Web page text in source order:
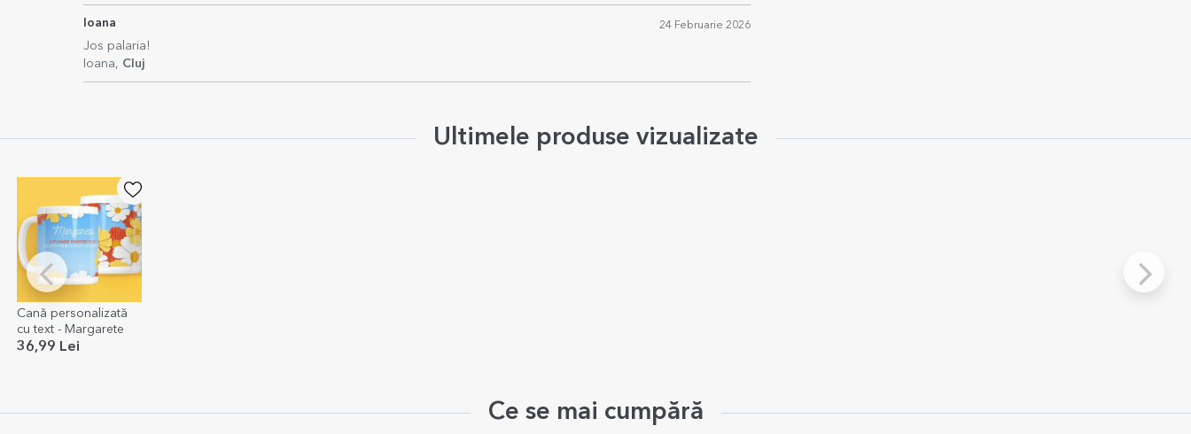
Ioana 24 Februarie 2026
Jos palaria!
Ioana, Cluj
Ultimele produse vizualizate
Cană personalizată
cu text - Margarete
36,99 Lei
Ce se mai cumpără